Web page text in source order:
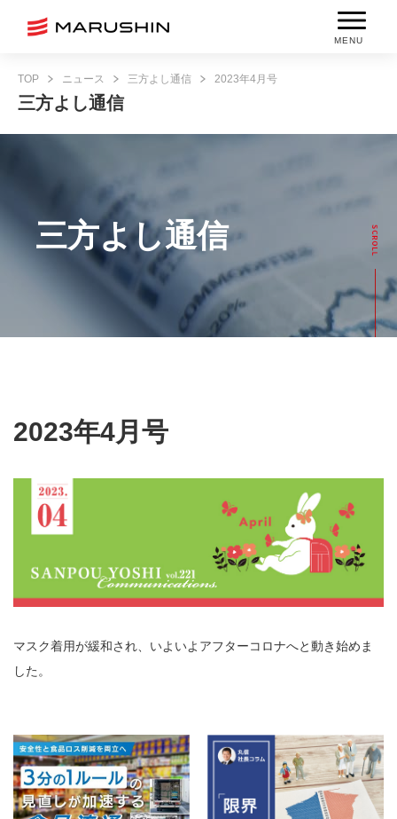
MENU
TOP ニュース 三方よし通信 2023年4月号
三方よし通信
三方よし通信
2023年4月号
マスク着用が緩和され、いよいよアフターコロナへと動き始めま
した。